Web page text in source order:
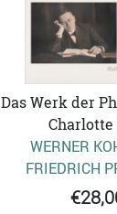
Das Werk der
Charlotte
WERNER
FRIEDRICH